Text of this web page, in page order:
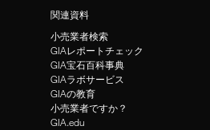
関連資料
小売業者検索
GIAレポートチェック
GIA宝石百科事典
GIAラボサービス
GIAの教育
小売業者ですか？
GIA.edu